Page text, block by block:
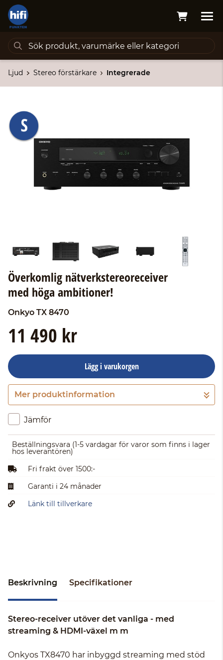
Ljud Stereo förstärkare Integrerade
Överkomlig nätverkstereoreceiver
med höga ambitioner!
Onkyo TX 8470
11 490 kr
Lägg i varukorgen
Gå till kassan
Mer produktinformation
Jämför
Beställningsvara (1-5 vardagar för varor som finns i lager
hos leverantören)
Fri frakt över 1500:-
Garanti i 24 månader
Länk till tillverkare
Beskrivning Specifikationer
Stereo-receiver utöver det vanliga - med
streaming & HDMI-växel m m
Onkyos TX8470 har inbyggd streaming med stöd